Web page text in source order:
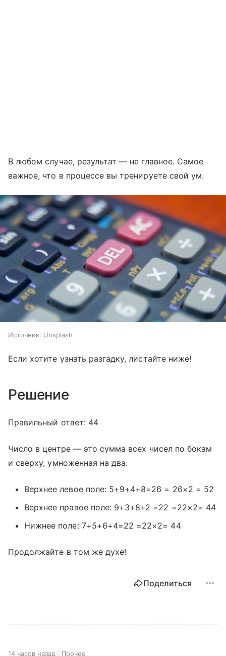
В любом случае, результат — не главное. Самое
важное, что в процессе вы тренируете свой ум.
Источник: Unsplash
Если хотите узнать разгадку, листайте ниже!
Решение
Правильный ответ: 44
Число в центре — это сумма всех чисел по бокам
и сверху, умноженная на два.
Верхнее левое поле: 5+9+4+8=26 = 26×2 = 52
Верхнее правое поле: 9+3+8+2 =22 =22×2= 44
Нижнее поле: 7+5+6+4=22 =22×2= 44
Продолжайте в том же духе!
Поделиться
14 часов назад Прочее